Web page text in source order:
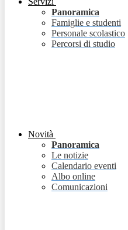
Panoramica
Famiglie e studenti
Personale scolastico
Percorsi di studio
Novità
Panoramica
Le notizie
Calendario eventi
Albo online
Comunicazioni